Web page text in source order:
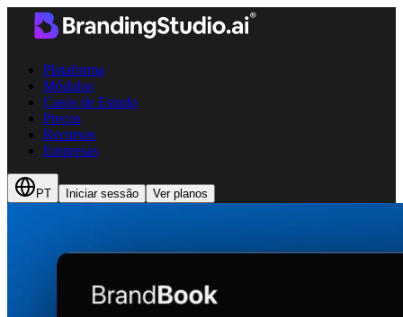
Plataforma
Módulos
Casos de Estudo
Preços
Recursos
Empresas
PT Iniciar sessão Ver planos